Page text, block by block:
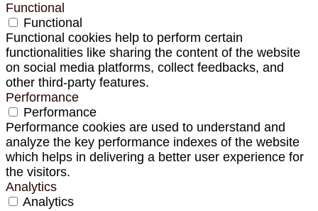
Functional
Functional
Functional cookies help to perform certain
functionalities like sharing the content of the website
on social media platforms, collect feedbacks, and
other third-party features.
Performance
Performance
Performance cookies are used to understand and
analyze the key performance indexes of the website
which helps in delivering a better user experience for
the visitors.
Analytics
Analytics